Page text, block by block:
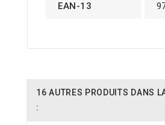
EAN-13
16 AUTRES PRODUITS DANS
: